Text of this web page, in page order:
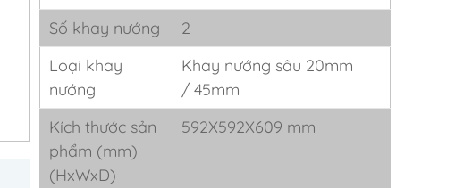
Số khay nướng
2
Loại khay
nướng
Khay nướng sâu 20mm
/ 45mm
Kích thước sản
phẩm (mm)
(HxWxD)
592X592X609 mm